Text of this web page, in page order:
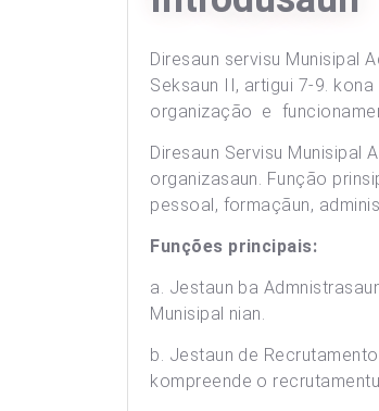
Diresaun servisu Munisipal
Seksaun II, artigui 7-9.
organização e
Diresaun Servisu Munisipal
organizasaun. Função
pessoal, formaçãun,
Funções principais:
a. Jestaun ba
Munisipal nian.
b. Jestaun de
kompreende o